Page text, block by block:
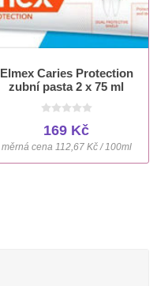
Elmex Caries Protection
zubní pasta 2 x 75 ml
169 Kč
měrná cena 112,67 Kč / 100ml